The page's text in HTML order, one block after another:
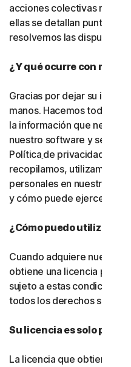
acciones colectivas más
ellas se detallan puntos
resolvemos las disputas.
¿Y qué ocurre con mi
Gracias por dejar su
manos. Hacemos todo lo
la información que
nuestro software y
Política de privacidad, ya
recopilamos, utilizamos y
personales en nuestros
y cómo puede ejercer sus
¿Cómo puedo utilizar el
Cuando adquiere nuestro
obtiene una licencia para
sujeto a estas condiciones.
todos los derechos sobre
Su licencia es solo para
La licencia que obtiene